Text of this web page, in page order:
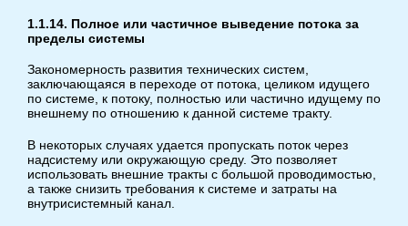
1.1.14. Полное или частичное выведение потока за
пределы системы
Закономерность развития технических систем,
заключающаяся в переходе от потока, целиком идущего
по системе, к потоку, полностью или частично идущему по
внешнему по отношению к данной системе тракту.
В некоторых случаях удается пропускать поток через
надсистему или окружающую среду. Это позволяет
использовать внешние тракты с большой проводимостью,
а также снизить требования к системе и затраты на
внутрисистемный канал.